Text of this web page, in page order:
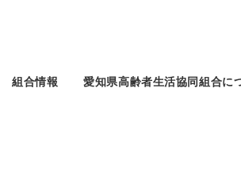
組合情報 愛知県高齢者生活協同組合に